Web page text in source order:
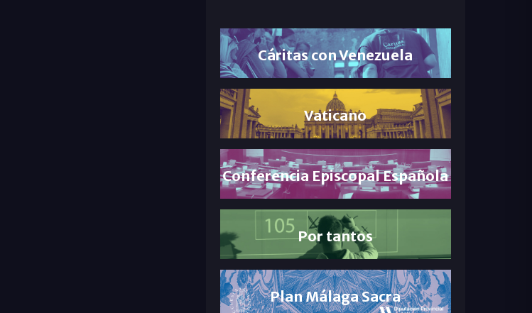
Cáritas con Venezuela
Vaticano
Conferencia Episcopal Española
Por tantos
Plan Málaga Sacra